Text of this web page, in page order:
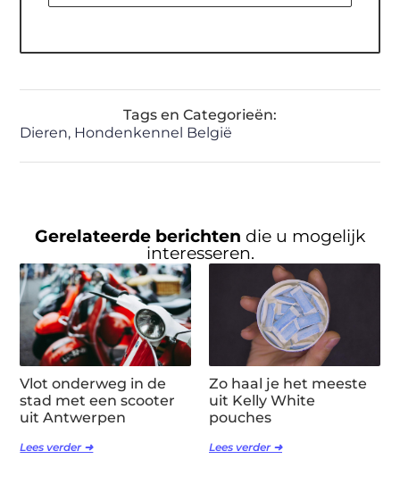
Tags en Categorieën:
Dieren, Hondenkennel België
Gerelateerde berichten die u mogelijk
interesseren.
Vlot onderweg in de
stad met een scooter
uit Antwerpen
Lees verder ➜
Zo haal je het meeste
uit Kelly White
pouches
Lees verder ➜